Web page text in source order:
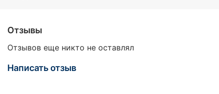
Отзывы
Отзывов еще никто не оставлял
Написать отзыв